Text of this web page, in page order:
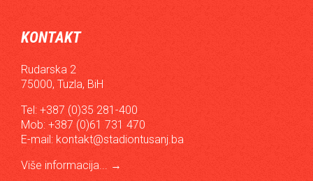
KONTAKT
Rudarska 2
75000, Tuzla, BiH
Tel: +387 (0)35 281-400
Mob: +387 (0)61 731 470
E-mail: kontakt@stadiontusanj.ba
Više informacija... →